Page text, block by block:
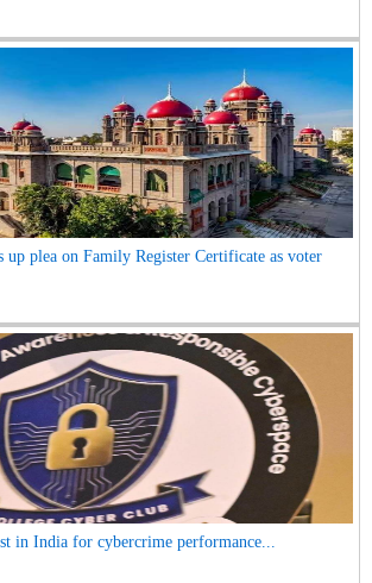
up plea on Family Register Certificate as voter
in India for cybercrime performance...